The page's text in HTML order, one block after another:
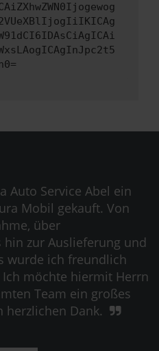
Auto Service Abel ein
Mobil gekauft. Von
über
hin zur Auslieferung und
wurde ich freundlich
möchte hiermit Herrn
Team ein großes
herzlichen Dank.